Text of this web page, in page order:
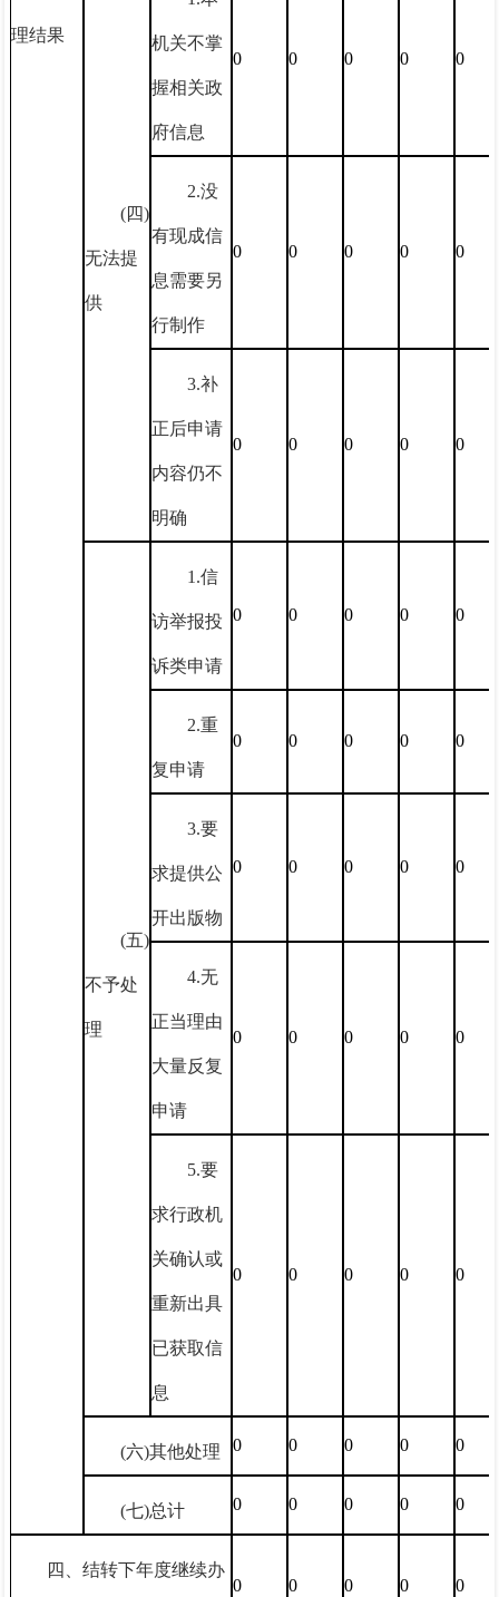
理结果
(四)
无法提
供
机关不掌
握相关政
府信息
0 0 0 0 0
2.没
有现成信
息需要另
行制作
0 0 0 0 0
3.补
正后申请
内容仍不
明确
0 0 0 0 0
(五)
不予处
理
1.信
访举报投
诉类申请
0 0 0 0 0
2.重
复申请
0 0 0 0 0
3.要
求提供公
开出版物
0 0 0 0 0
4.无
正当理由
大量反复
申请
0 0 0 0 0
5.要
求行政机
关确认或
重新出具
已获取信
息
0 0 0 0 0
(六)其他处理 0 0 0 0 0
(七)总计 0 0 0 0 0
四、结转下年度继续办
0 0 0 0 0